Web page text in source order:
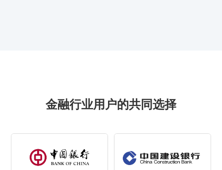
金融行业用户的共同选择